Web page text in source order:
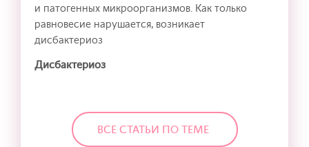
и патогенных микроорганизмов. Как только
равновесие нарушается, возникает
дисбактериоз
Дисбактериоз
ВСЕ СТАТЬИ ПО ТЕМЕ